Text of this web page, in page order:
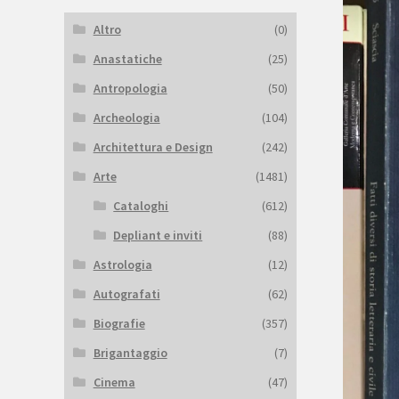
Altro
(0)
Anastatiche
(25)
Antropologia
(50)
Archeologia
(104)
Architettura e Design
(242)
Arte
(1481)
Cataloghi
(612)
Depliant e inviti
(88)
Astrologia
(12)
Autografati
(62)
Biografie
(357)
Brigantaggio
(7)
Cinema
(47)